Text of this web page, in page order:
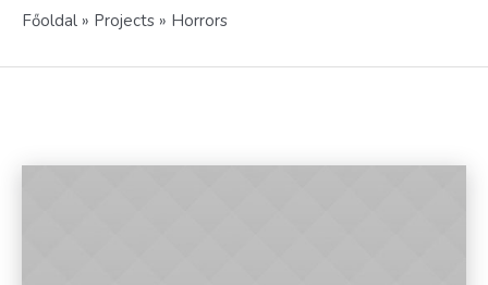
Főoldal » Projects » Horrors